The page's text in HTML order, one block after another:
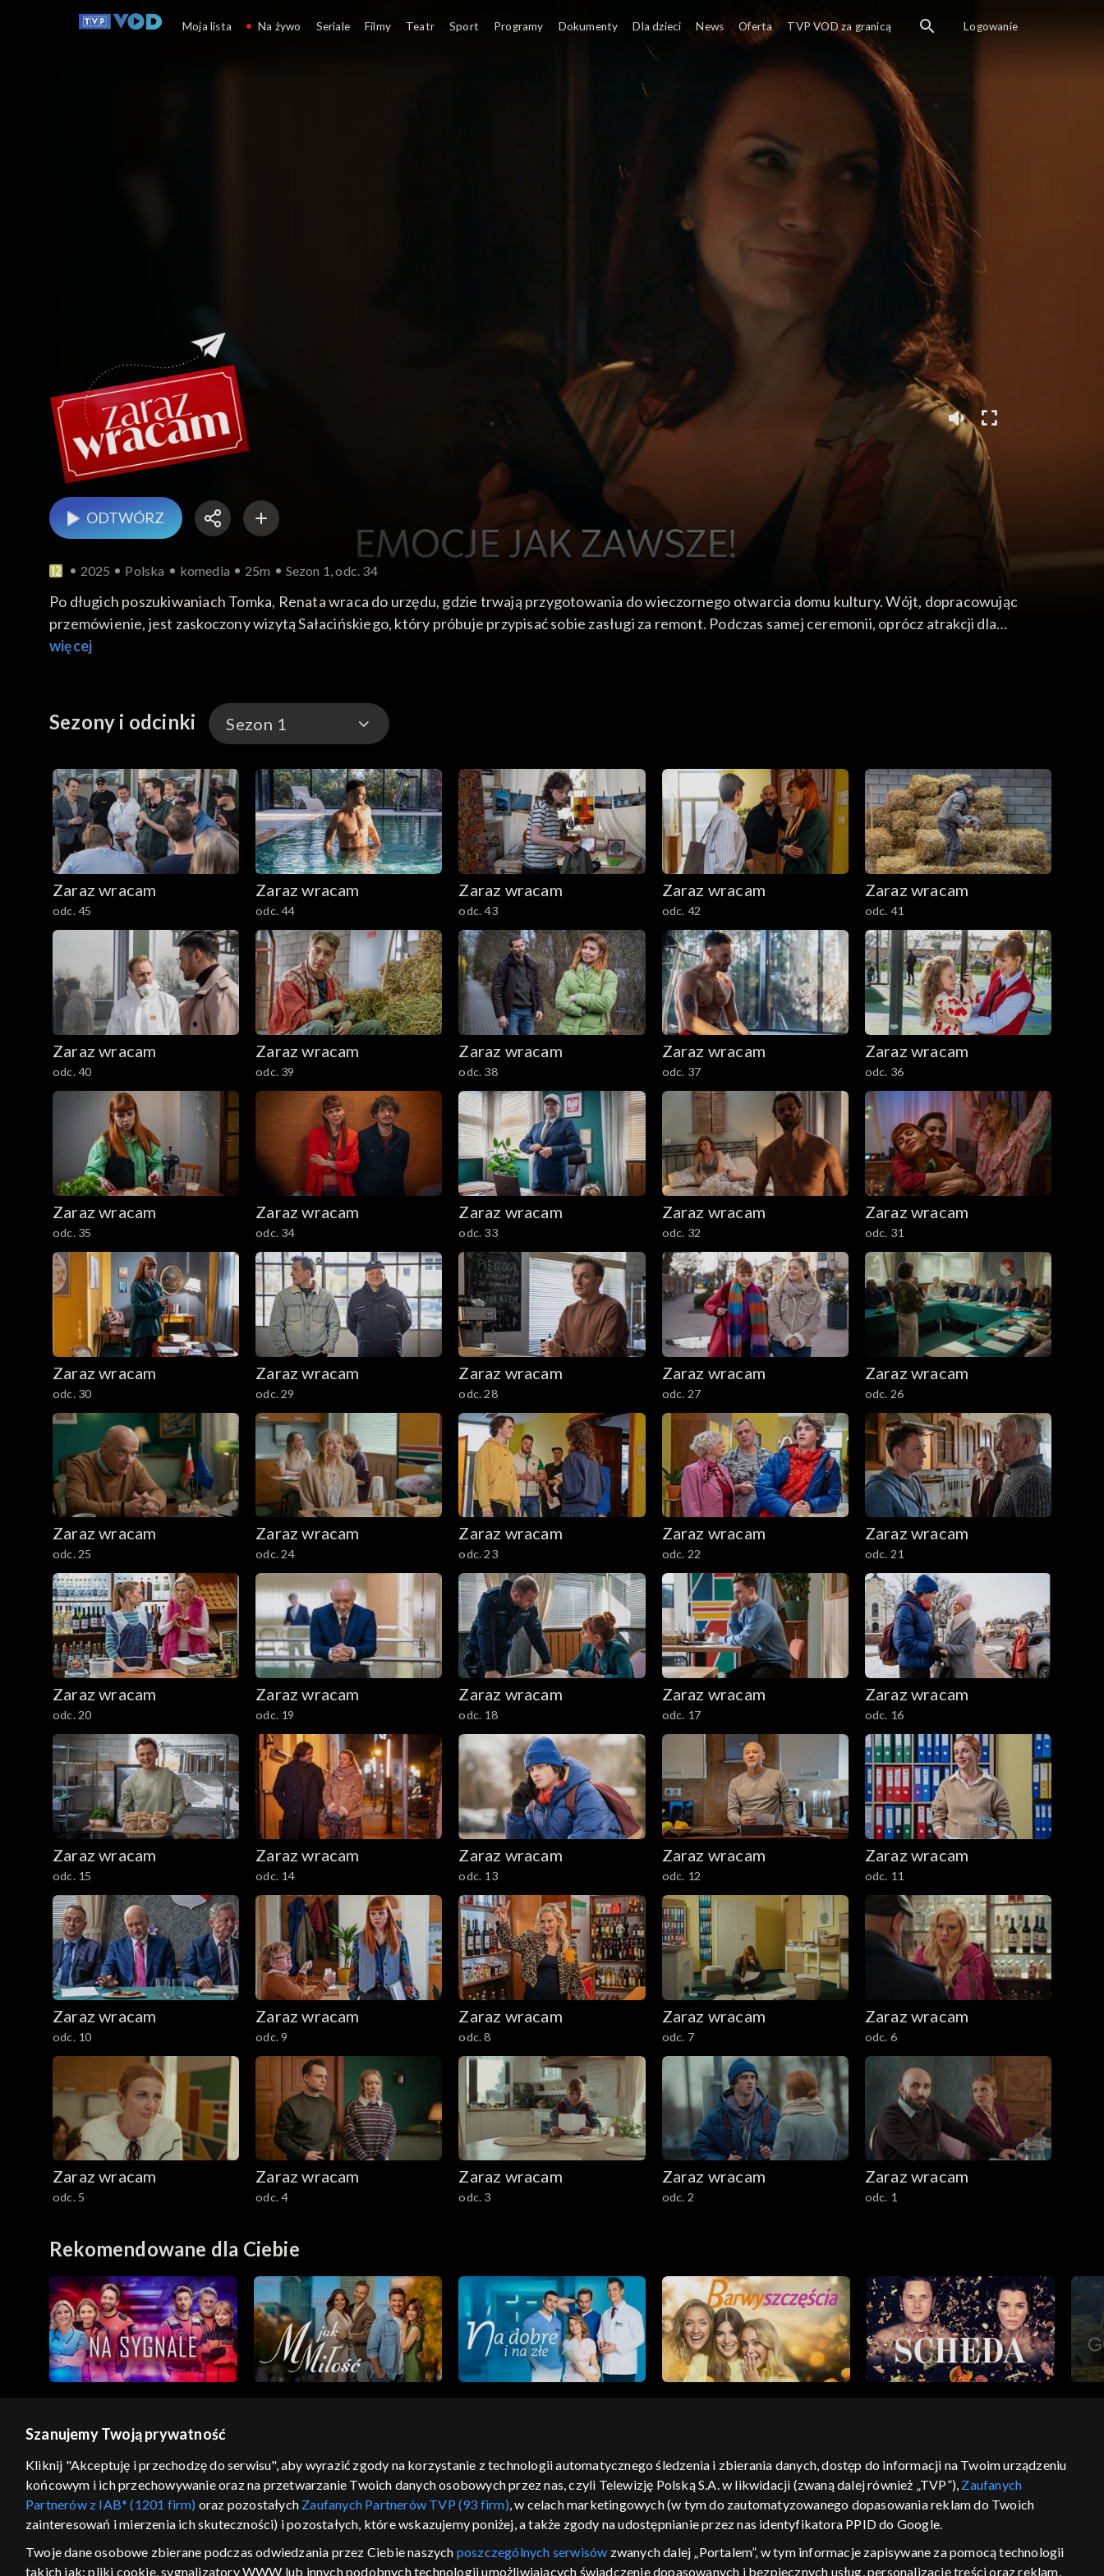
ODTWÓRZ
2025 Polska komedia 25m Sezon 1, odc. 34
Po długich poszukiwaniach Tomka, Renata wraca do urzędu, gdzie trwają przygotowania do wieczornego otwarcia domu kultury. Wójt, dopracowując
przemówienie, jest zaskoczony wizytą Sałacińskiego, który próbuje przypisać sobie zasługi za remont. Podczas samej ceremonii, oprócz atrakcji dla
mieszkańców, ma miejsce ważna rozmowa między Marią a Anną dotycząca ich pocałunku. Maria spotyka się również ze swoimi rodzicami i po tej rozmowie
więcej
Sezony i odcinki Sezon 1
Sezon 3
Sezon 2
Sezon 1
Zaraz wracam
odc. 45
Zaraz wracam
odc. 44
Zaraz wracam
odc. 43
Zaraz wracam
odc. 42
Zaraz wracam
odc. 41
Zaraz wracam
odc. 40
Zaraz wracam
odc. 39
Zaraz wracam
odc. 38
Zaraz wracam
odc. 37
Zaraz wracam
odc. 36
Zaraz wracam
odc. 35
Zaraz wracam
odc. 34
Zaraz wracam
odc. 33
Zaraz wracam
odc. 32
Zaraz wracam
odc. 31
Zaraz wracam
odc. 30
Zaraz wracam
odc. 29
Zaraz wracam
odc. 28
Zaraz wracam
odc. 27
Zaraz wracam
odc. 26
Zaraz wracam
odc. 25
Zaraz wracam
odc. 24
Zaraz wracam
odc. 23
Zaraz wracam
odc. 22
Zaraz wracam
odc. 21
Zaraz wracam
odc. 20
Zaraz wracam
odc. 19
Zaraz wracam
odc. 18
Zaraz wracam
odc. 17
Zaraz wracam
odc. 16
Zaraz wracam
odc. 15
Zaraz wracam
odc. 14
Zaraz wracam
odc. 13
Zaraz wracam
odc. 12
Zaraz wracam
odc. 11
Zaraz wracam
odc. 10
Zaraz wracam
odc. 9
Zaraz wracam
odc. 8
Zaraz wracam
odc. 7
Zaraz wracam
odc. 6
Zaraz wracam
odc. 5
Zaraz wracam
odc. 4
Zaraz wracam
odc. 3
Zaraz wracam
odc. 2
Zaraz wracam
odc. 1
Rekomendowane dla Ciebie
GEOLOKALIZACJA
ŁĄCZYSZ SIĘ SPOZA POLSKI
regulamin serwisu cennik polityka prywatności moje zgody pomoc kontakt voucher dostępność informacje o dostawcy usług
Moja lista Na żywo Seriale Filmy Teatr Sport Programy Dokumenty Dla dzieci News Oferta TVP VOD za granicą Logowanie
Szanujemy Twoją prywatność
Kliknij "Akceptuję i przechodzę do serwisu", aby wyrazić zgody na korzystanie z technologii automatycznego śledzenia i zbierania danych, dostęp do informacji na Twoim urządzeniu
końcowym i ich przechowywanie oraz na przetwarzanie Twoich danych osobowych przez nas, czyli Telewizję Polską S.A. w likwidacji (zwaną dalej również „TVP”), Zaufanych
Partnerów z IAB* (1201 firm) oraz pozostałych Zaufanych Partnerów TVP (93 firm), w celach marketingowych (w tym do zautomatyzowanego dopasowania reklam do Twoich
zainteresowań i mierzenia ich skuteczności) i pozostałych, które wskazujemy poniżej, a także zgody na udostępnianie przez nas identyfikatora PPID do Google.
Twoje dane osobowe zbierane podczas odwiedzania przez Ciebie naszych poszczególnych serwisów zwanych dalej „Portalem”, w tym informacje zapisywane za pomocą technologii
takich jak: pliki cookie, sygnalizatory WWW lub innych podobnych technologii umożliwiających świadczenie dopasowanych i bezpiecznych usług, personalizację treści oraz reklam,